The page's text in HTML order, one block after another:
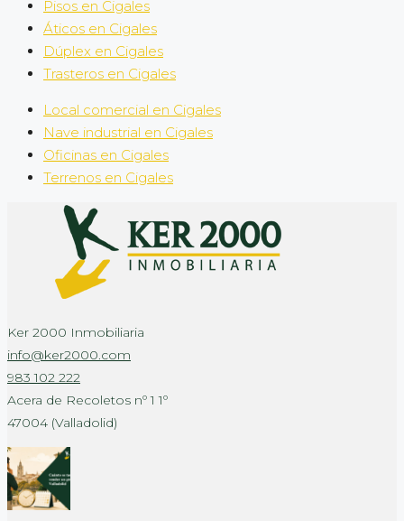
Pisos en Cigales
Áticos en Cigales
Dúplex en Cigales
Trasteros en Cigales
Local comercial en Cigales
Nave industrial en Cigales
Oficinas en Cigales
Terrenos en Cigales
Ker 2000 Inmobiliaria
info@ker2000.com
983 102 222
Acera de Recoletos nº 1 1º
47004 (Valladolid)